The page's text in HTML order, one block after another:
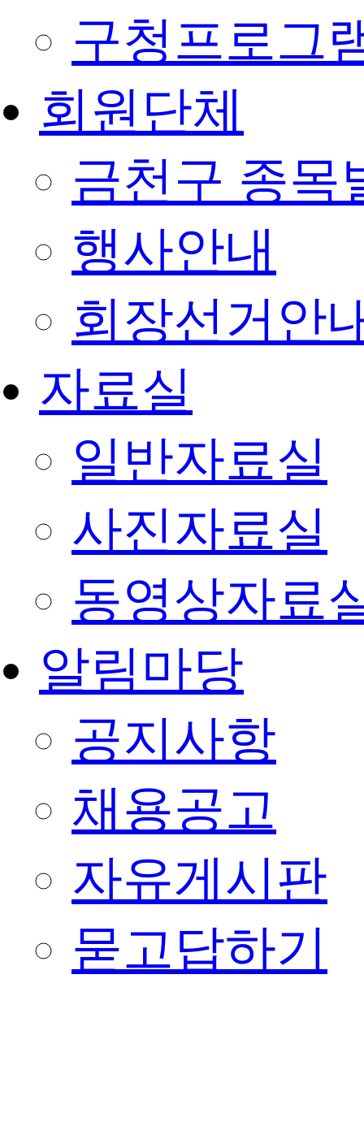
구청프로그
회원단체
금천구 종목
행사안내
회장선거안
자료실
일반자료실
사진자료실
동영상자료
알림마당
공지사항
채용공고
자유게시판
묻고답하기